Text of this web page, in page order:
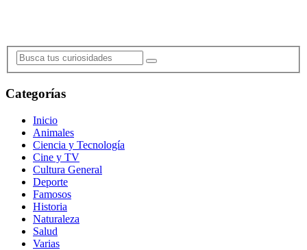
Categorías
Inicio
Animales
Ciencia y Tecnología
Cine y TV
Cultura General
Deporte
Famosos
Historia
Naturaleza
Salud
Varias